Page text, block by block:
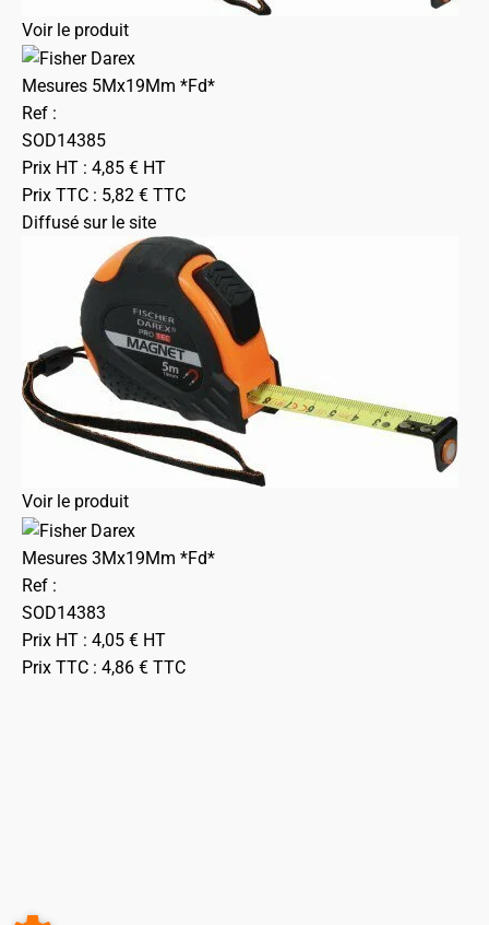
Voir le produit
Mesures 5Mx19Mm *Fd*
Ref :
SOD14385
Prix HT : 4,85 € HT
Prix TTC : 5,82 € TTC
Diffusé sur le site
Voir le produit
Mesures 3Mx19Mm *Fd*
Ref :
SOD14383
Prix HT : 4,05 € HT
Prix TTC : 4,86 € TTC